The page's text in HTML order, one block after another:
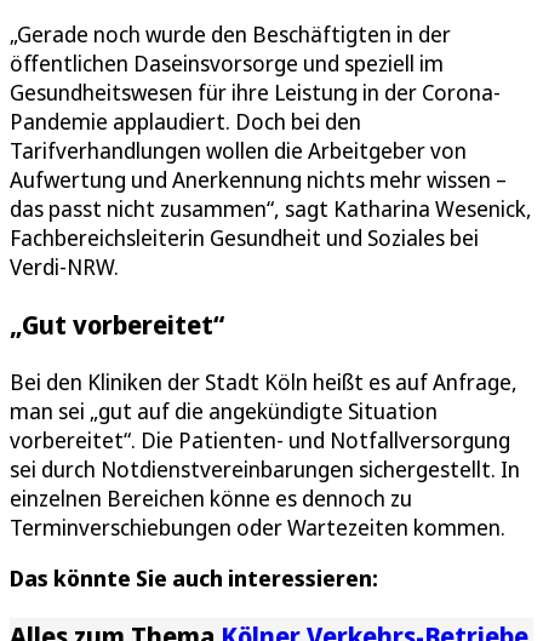
„Gerade noch wurde den Beschäftigten in der
öffentlichen Daseinsvorsorge und speziell im
Gesundheitswesen für ihre Leistung in der Corona-
Pandemie applaudiert. Doch bei den
Tarifverhandlungen wollen die Arbeitgeber von
Aufwertung und Anerkennung nichts mehr wissen –
das passt nicht zusammen“, sagt Katharina Wesenick,
Fachbereichsleiterin Gesundheit und Soziales bei
Verdi-NRW.
„Gut vorbereitet“
Bei den Kliniken der Stadt Köln heißt es auf Anfrage,
man sei „gut auf die angekündigte Situation
vorbereitet“. Die Patienten- und Notfallversorgung
sei durch Notdienstvereinbarungen sichergestellt. In
einzelnen Bereichen könne es dennoch zu
Terminverschiebungen oder Wartezeiten kommen.
Das könnte Sie auch interessieren: